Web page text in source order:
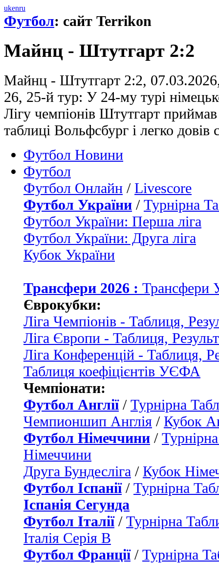
ukenru
Футбол: сайт Terrikon
Майнц - Штутгарт 2:2
Майнц - Штутгарт 2:2,
26, 25-й тур: У 24-му турі
Лігу чемпіонів Штутгарт
таблиці Вольфсбург і легко
Футбол Новини
Футбол
Футбол Онлайн / Livescore
Футбол України / Турнірна
Футбол України: Перша ліга
Футбол України: Друга ліга
Кубок України
Трансфери 2026 : Трансфери
Єврокубки:
Ліга Чемпіонів - Таблиця,
Ліга Європи - Таблиця,
Ліга Конференцій - Таблиця,
Таблиця коефіцієнтів УЄФА
Чемпіонати:
Футбол Англії/ Турнірна
Чемпионшип Англія / Кубок
Футбол Німеччини /
Німеччини
Друга Бундесліга / Кубок
Футбол Іспанії/ Турнірна
Іспанія Сегунда
Футбол Італії/ Турнірна
Італія Серія B
Футбол Франції/ Турнірна